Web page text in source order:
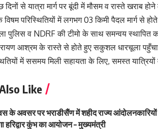
दिनों से यात्रा मार्ग पर बूंदी में मौसम व रास्ते खराब
परिस्थितियों में लगभग 03 किमी पैदल मार्ग से
पुलिस व NDRF की टीमो के साथ समन्वय स्थापित
आश्रम के रास्ते से होते हुए सकुशल धारचूला
में ससमय मिली सहायता के लिए, समस्त
Like
के अवसर पर भराडीसैंण में शहीद राज्य आंदोलनकारियों
हरिद्वार कुंभ का आयोजन – मुख्यमंत्री